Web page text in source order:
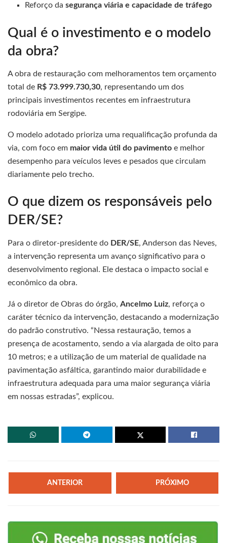
Reforço dasegurança viária e capacidade de tráfego
Qual é o investimento e o modelo
da obra?
A obra de restauração com melhoramentos tem orçamento
total de R$ 73.999.730,30, representando um dos
principais investimentos recentes em infraestrutura
rodoviária em Sergipe.
O modelo adotado prioriza uma requalificação profunda da
via, com foco em maior vida útil do pavimento e melhor
desempenho para veículos leves e pesados que circulam
diariamente pelo trecho.
O que dizem os responsáveis pelo
DER/SE?
Para o diretor-presidente do DER/SE, Anderson das Neves,
a intervenção representa um avanço significativo para o
desenvolvimento regional. Ele destaca o impacto social e
econômico da obra.
Já o diretor de Obras do órgão, Ancelmo Luiz, reforça o
caráter técnico da intervenção, destacando a modernização
do padrão construtivo. “Nessa restauração, temos a
presença de acostamento, sendo a via alargada de oito para
10 metros; e a utilização de um material de qualidade na
pavimentação asfáltica, garantindo maior durabilidade e
infraestrutura adequada para uma maior segurança viária
em nossas estradas”, explicou.
ANTERIOR PRÓXIMO